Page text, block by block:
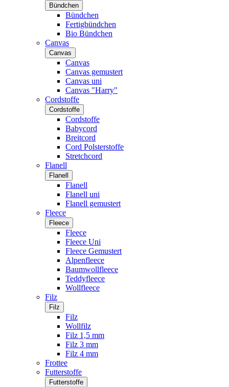
Bündchen
Bündchen
Fertigbündchen
Bio Bündchen
Canvas
Canvas
Canvas
Canvas gemustert
Canvas uni
Canvas "Harry"
Cordstoffe
Cordstoffe
Cordstoffe
Babycord
Breitcord
Cord Polsterstoffe
Stretchcord
Flanell
Flanell
Flanell
Flanell uni
Flanell gemustert
Fleece
Fleece
Fleece
Fleece Uni
Fleece Gemustert
Alpenfleece
Baumwollfleece
Teddyfleece
Wollfleece
Filz
Filz
Filz
Wollfilz
Filz 1,5 mm
Filz 3 mm
Filz 4 mm
Frottee
Futterstoffe
Futterstoffe